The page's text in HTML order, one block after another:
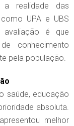
a realidade das
UPA e UBS
é que
conhecimento
pela população.
saúde, educação
absoluta.
melhor